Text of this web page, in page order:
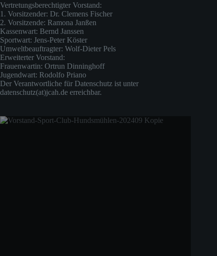
Vertretungsberechtigter Vorstand:
1. Vorsitzender: Dr. Clemens Fischer
2. Vorsitzende: Ramona Janßen
Kassenwart: Bernd Janssen
Sportwart: Jens-Peter Köster
Umweltbeauftragter: Wolf-Dieter Pels
Erweiterter Vorstand:
Frauenwartin: Ortrun Dinninghoff
Jugendwart: Rodolfo Priano
Der Verantwortliche für Datenschutz ist unter
datenschutz(at)jcah.de erreichbar.